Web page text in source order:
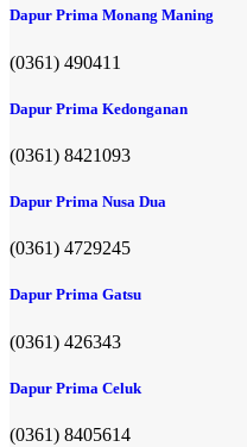
Dapur Prima Monang Maning
(0361) 490411​
Dapur Prima Kedonganan
(0361) 8421093
Dapur Prima Nusa Dua
(0361) 4729245
Dapur Prima Gatsu
(0361) 426343
Dapur Prima Celuk
(0361) 8405614